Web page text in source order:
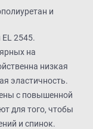
и
EL 2545.
на
низкая
эластичность.
с повышенной
для того, чтобы
и спинок.